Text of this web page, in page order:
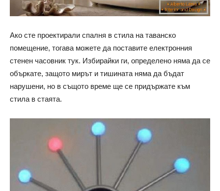
Ако сте проектирали спалня в стила на таванско
помещение, тогава можете да поставите електронния
стенен часовник тук. Избирайки ги, определено няма да се
объркате, защото мирът и тишината няма да бъдат
нарушени, но в същото време ще се придържате към
стила в стаята.